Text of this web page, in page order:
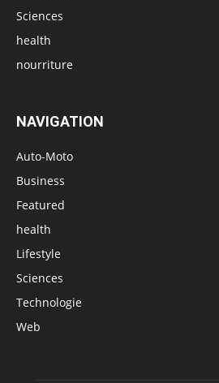
Sciences
health
nourriture
NAVIGATION
Auto-Moto
Business
Featured
health
Lifestyle
Sciences
Technologie
Web